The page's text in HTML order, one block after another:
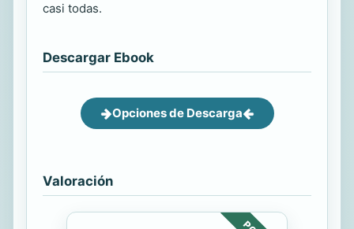
casi todas.
Descargar Ebook
Opciones de Descarga
Valoración